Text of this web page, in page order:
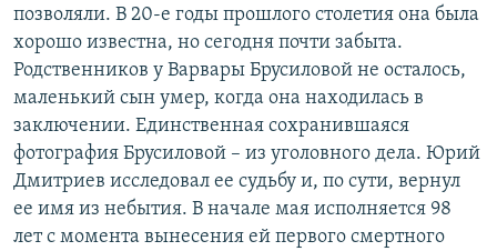
позволяли. В 20-е годы прошлого столетия она была
хорошо известна, но сегодня почти забыта.
Родственников у Варвары Брусиловой не осталось,
маленький сын умер, когда она находилась в
заключении. Единственная сохранившаяся
фотография Брусиловой – из уголовного дела. Юрий
Дмитриев исследовал ее судьбу и, по сути, вернул
ее имя из небытия. В начале мая исполняется 98
лет с момента вынесения ей первого смертного